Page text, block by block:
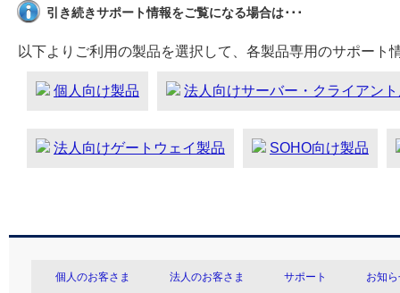
引き続きサポート情報をご覧になる場合は･･･
以下よりご利用の製品を選択して、各製品専用のサポート
個人向け製品 法人向けサーバー・クライアン
法人向けゲートウェイ製品 SOHO向け製品
個人のお客さま 法人のお客さま サポート お知